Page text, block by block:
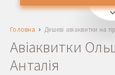
SZYОльштин-Мазури,
AYTАнталія, Туреччина
Відправлення
Головна Дешеві авіаквитки на
Авіаквитки
Анталія